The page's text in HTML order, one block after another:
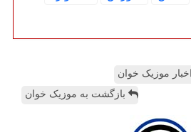
اخبار موزیک خوان
بازگشت به موزیک خوان